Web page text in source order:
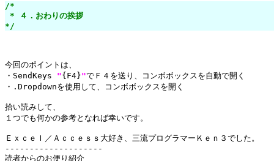
/*
* ４．おわりの挨拶
*/
今回のポイントは、
・SendKeys "{F4}"でＦ４を送り、コンボボックスを自動で開く
・.Dropdownを使用して、コンボボックスを開く
拾い読みして、
１つでも何かの参考となれば幸いです。
Ｅｘｃｅｌ／Ａｃｃｅｓｓ大好き、三流プログラマーＫｅｎ３でした。
--------------------
読者からのお便り紹介